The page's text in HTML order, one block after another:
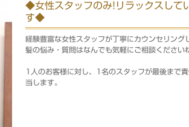
◆女性スタッフのみ!リラックスして
す◆
経験豊富な女性スタッフが丁寧にカウンセリング
髪の悩み・質問はなんでも気軽にご相談ください
1人のお客様に対し、1名のスタッフが最後まで
当します。